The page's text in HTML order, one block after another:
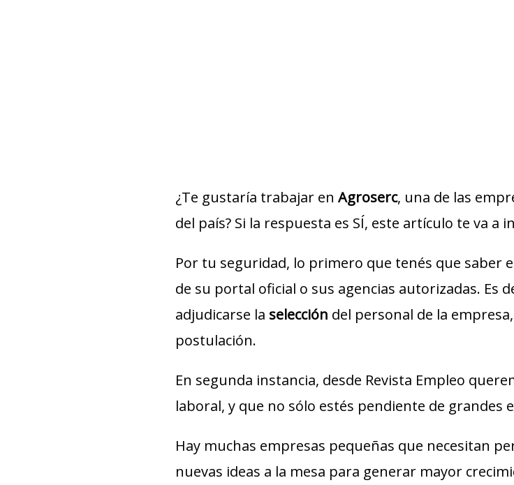
¿Te gustaría trabajar en Agroserc, una de las
del país? Si la respuesta es SÍ, este artículo te va a
Por tu seguridad, lo primero que tenés que saber
de su portal oficial o sus agencias autorizadas. Es
adjudicarse la selección del personal de la
postulación.
En segunda instancia, desde Revista Empleo
laboral, y que no sólo estés pendiente de grandes
Hay muchas empresas pequeñas que necesitan
nuevas ideas a la mesa para generar mayor